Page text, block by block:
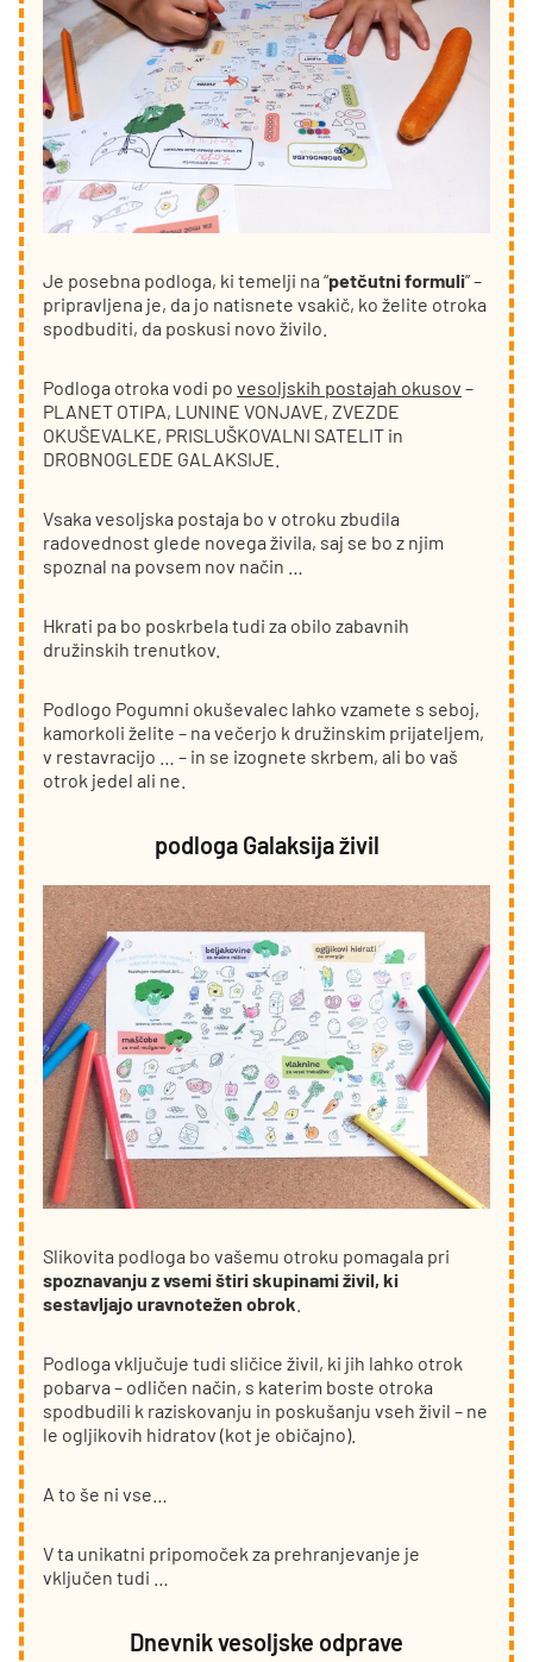
Je posebna podloga, ki temelji na “petčutni formuli” –
pripravljena je, da jo natisnete vsakič, ko želite otroka
spodbuditi, da poskusi novo živilo.
Podloga otroka vodi po vesoljskih postajah okusov –
PLANET OTIPA, LUNINE VONJAVE, ZVEZDE
OKUŠEVALKE, PRISLUŠKOVALNI SATELIT in
DROBNOGLEDE GALAKSIJE.
Vsaka vesoljska postaja bo v otroku zbudila
radovednost glede novega živila, saj se bo z njim
spoznal na povsem nov način …
Hkrati pa bo poskrbela tudi za obilo zabavnih
družinskih trenutkov.
Podlogo Pogumni okuševalec lahko vzamete s seboj,
kamorkoli želite – na večerjo k družinskim prijateljem,
v restavracijo … – in se izognete skrbem, ali bo vaš
otrok jedel ali ne.
podloga Galaksija živil
Slikovita podloga bo vašemu otroku pomagala pri
spoznavanju z vsemi štiri skupinami živil, ki
sestavljajo uravnotežen obrok
Podloga vključuje tudi sličice živil, ki jih lahko otrok
pobarva – odličen način, s katerim boste otroka
spodbudili k raziskovanju in poskušanju vseh živil – ne
le ogljikovih hidratov (kot je običajno).
A to še ni vse…
V ta unikatni pripomoček za prehranjevanje je
vključen tudi …
Dnevnik vesoljske odprave